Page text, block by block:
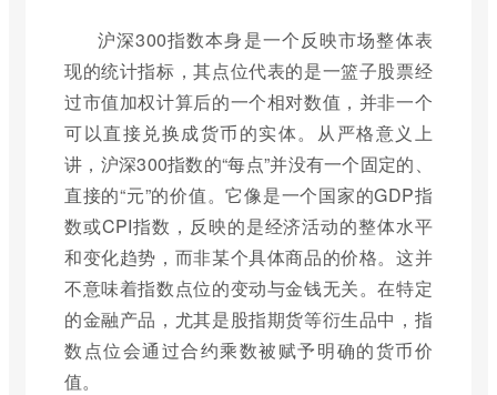
沪深300指数本身是一个反映市场整体表
现的统计指标，其点位代表的是一篮子股票经
过市值加权计算后的一个相对数值，并非一个
可以直接兑换成货币的实体。从严格意义上
讲，沪深300指数的“每点”并没有一个固定的、
直接的“元”的价值。它像是一个国家的GDP指
数或CPI指数，反映的是经济活动的整体水平
和变化趋势，而非某个具体商品的价格。这并
不意味着指数点位的变动与金钱无关。在特定
的金融产品，尤其是股指期货等衍生品中，指
数点位会通过合约乘数被赋予明确的货币价
值。